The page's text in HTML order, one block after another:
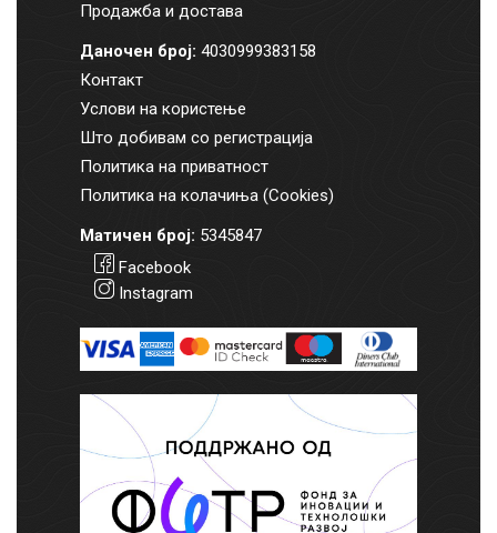
Продажба и достава
Даночен број: 4030999383158
Контакт
Услови на користење
Што добивам со регистрација
Политика на приватност
Политика на колачиња (Cookies)
Матичен број: 5345847
Facebook
Instagram